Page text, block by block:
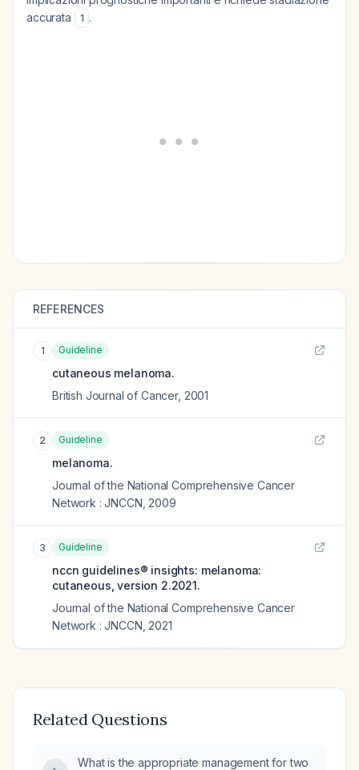
accurata
1 .
REFERENCES
1 Guideline
cutaneous melanoma.
British Journal of Cancer, 2001
2 Guideline
melanoma.
Journal of the National Comprehensive Cancer
Network : JNCCN 2009
3 Guideline
nccn guidelines® insights: melanoma:
cutaneous, version 2.2021.
Journal of the National Comprehensive Cancer
Network : JNCCN 2021
Related Questions
What is the appropriate management for two